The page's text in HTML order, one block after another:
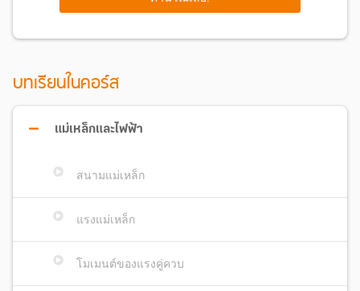
ผศ. ดร.สลิลพร กิตติวัฒนากูล (อ.หลิน)
ผู้หญิงไทยคนแรกที่ได้รับรางวัลในการแข่งขันฟิสิกส์โอลิมปิก
อาจารย์ประจำภาควิชาฟิสิกส์ คณะวิทยาศาสตร์ จุฬาลงกรณ์
มหาวิทยาลัย
บทเรียนในคอร์ส
แม่เหล็กและไฟฟ้า
สนามแม่เหล็ก
แรงแม่เหล็ก
โมเมนต์ของแรงคู่ควบ